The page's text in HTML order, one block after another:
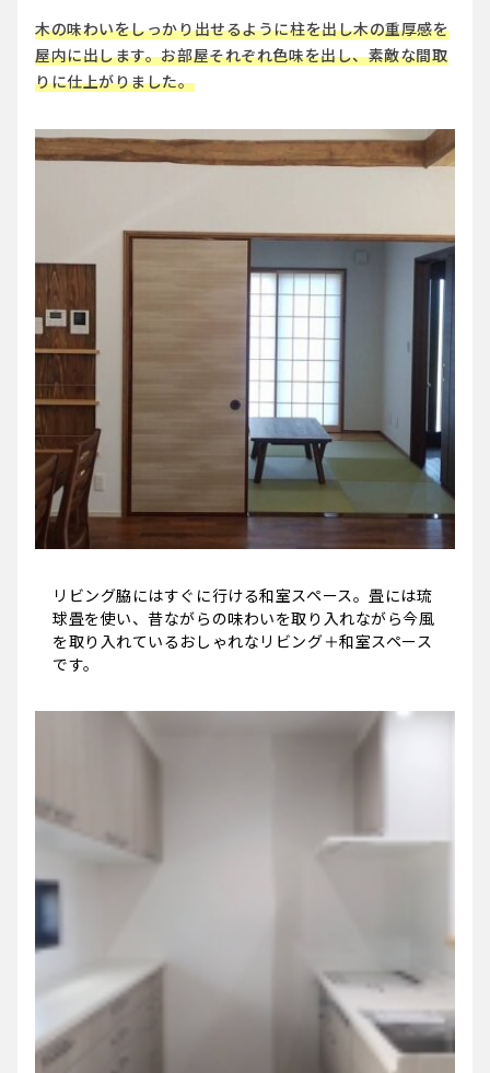
木の味わいをしっかり出せるように柱を出し木の重厚感を
屋内に出します。お部屋それぞれ色味を出し、素敵な間取
りに仕上がりました。
リビング脇にはすぐに行ける和室スペース。畳には琉
球畳を使い、昔ながらの味わいを取り入れながら今風
を取り入れているおしゃれなリビング＋和室スペース
です。